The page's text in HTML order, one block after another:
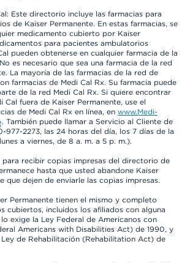
Este directorio incluye las farmacias para
de Kaiser Permanente. En estas farmacias, se
medicamento cubierto por Kaiser
para pacientes ambulatorios
pueden obtenerse en cualquier farmacia de la
es necesario que sea una farmacia de la red
La mayoría de las farmacias de la red de
farmacias de Medi Cal Rx. Su farmacia puede
de la red Medi Cal Rx. Si quiere encontrar
Cal fuera de Kaiser Permanente, use el
de Medi Cal Rx en línea, en www.Medi-
. También puede llamar a Servicio al Cliente de
977-2273, las 24 horas del día, los 7 días de la
a viernes, de 8 a. m. a 5 p. m.).
para recibir copias impresas del directorio de
hasta que usted abandone Kaiser
que dejen de enviarle las copias impresas.
Permanente tienen el mismo y completo
cubiertos, incluidos los afiliados con alguna
exige la Ley Federal de Americanos con
Americans with Disabilities Act) de 1990, y
de Rehabilitación (Rehabilitation Act) de